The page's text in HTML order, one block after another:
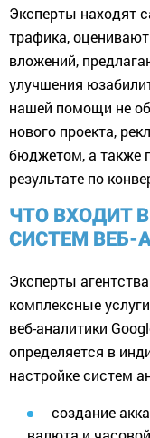
Эксперты находят
трафика,
вложений,
улучшения
нашей помощи не
нового проекта,
бюджетом, а также
результате по
ЧТО ВХОДИТ
СИСТЕМ ВЕБ-
Эксперты
комплексные
веб-аналитики
определяется в
настройке систем
создание